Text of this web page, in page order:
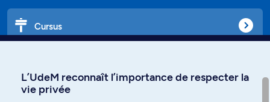
Cursus
L’UdeM reconnaît l’importance de respecter la
vie privée